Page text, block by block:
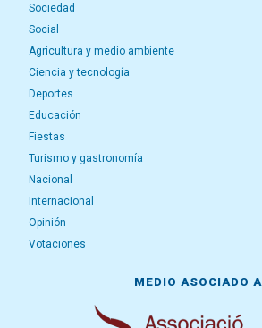
Sociedad
Social
Agricultura y medio ambiente
Ciencia y tecnología
Deportes
Educación
Fiestas
Turismo y gastronomía
Nacional
Internacional
Opinión
Votaciones
MEDIO ASOCIADO